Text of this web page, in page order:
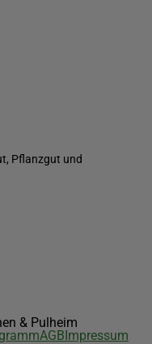
Pflanzgut und
& Pulheim
AGB Impressum